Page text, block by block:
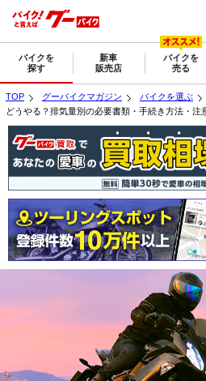
バイクを
探す
新車
販売店
バイクを
売る
TOP グーバイクマガジン バイクを選ぶ
どうやる？排気量別の必要書類・手続き方法・注